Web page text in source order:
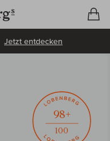
Jetzt entdecken
98+
100